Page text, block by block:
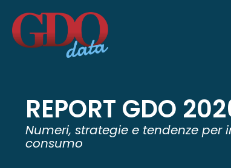
REPORT GDO
Numeri, strategie e tendenze
consumo